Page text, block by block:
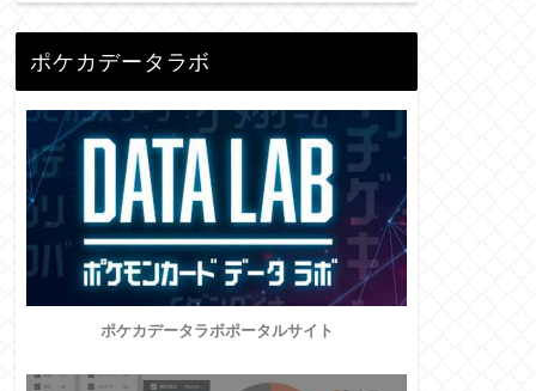
ポケカデータラボ
ポケカデータラボポータルサイト